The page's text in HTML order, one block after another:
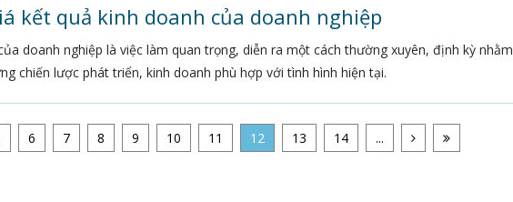
kết quả kinh doanh của doanh nghiệp
doanh nghiệp là việc làm quan trọng, diễn ra một cách thường xuyên, định kỳ nhằm
chiến lược phát triển, kinh doanh phù hợp với tình hình hiện tại.
6 7 8 9 10 11 12 13 14 ...